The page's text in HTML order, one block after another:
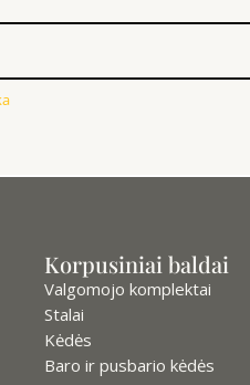
Korpusiniai baldai
Valgomojo komplektai
Stalai
Kėdės
Baro ir pusbario kėdės